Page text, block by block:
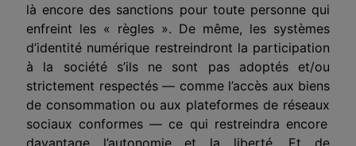
là encore des sanctions pour toute personne qui
enfreint les « règles ». De même, les systèmes
d’identité numérique restreindront la participation
à la société s’ils ne sont pas adoptés et/ou
strictement respectés — comme l’accès aux biens
de consommation ou aux plateformes de réseaux
sociaux conformes — ce qui restreindra encore
davantage l’autonomie et la liberté. Et de